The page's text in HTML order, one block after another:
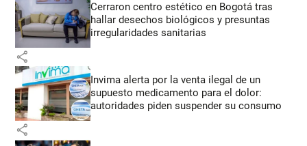
Cerraron centro estético en Bogotá tras
hallar desechos biológicos y presuntas
irregularidades sanitarias
share
Invima alerta por la venta ilegal de un
supuesto medicamento para el dolor:
autoridades piden suspender su consumo
share